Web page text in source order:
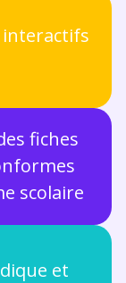
interactifs
fiches
scolaire
et